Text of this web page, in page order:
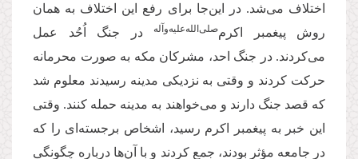
اختلاف می‌شد. در این‌جا برای رفع این اختلاف به همان
روش پیغمبر اکرم‌صلی‌الله‌علیه‌و‌آله
در جنگ اُحُد عمل
می‌کردند. در جنگ احد، مشرکان مکه به صورت محرمانه
حرکت کردند و وقتی به نزدیکی‌ مدینه رسیدند معلوم شد
که قصد جنگ دارند و می‌خواهند به مدینه حمله کنند. وقتی
این خبر به پیغمبر اکرم رسید، اشخاص برجسته‌ای را که
در جامعه مؤثر بودند، جمع کردند و با آن‌ها درباره چگونگی